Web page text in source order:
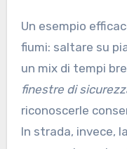
Un esempio
fiumi: saltare su
un mix di tempi
finestre di
riconoscerle
In strada, invece,